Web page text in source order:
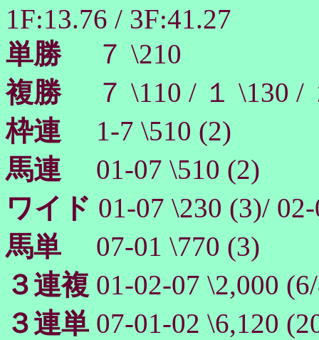
1F:13.76 / 3F:41.27
単勝
７ \210
複勝
７ \110 / １ \130 /
枠連
1-7 \510 (2)
馬連
01-07 \510 (2)
ワイド 01-07 \230 (3)/
馬単
07-01 \770 (3)
３連複 01-02-07 \2,000
３連単 07-01-02 \6,120